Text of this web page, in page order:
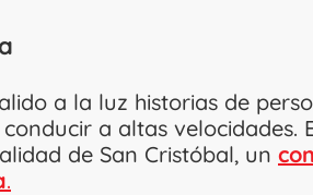
a la luz historias de
a altas velocidades.
de San Cristóbal, un
.